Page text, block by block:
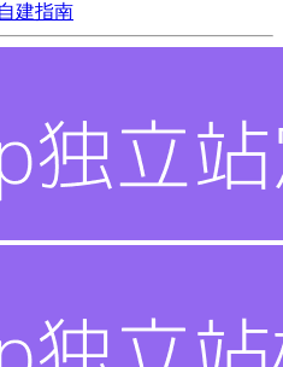
建指南